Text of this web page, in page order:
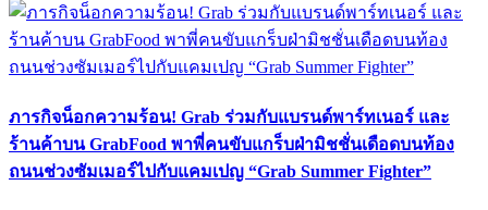
ภารกิจน็อกความร้อน! Grab ร่วมกับแบรนด์พาร์ทเนอร์ และ
ร้านค้าบน GrabFood พาพี่คนขับแกร็บฝ่ามิชชั่นเดือดบนท้อง
ถนนช่วงซัมเมอร์ไปกับแคมเปญ “Grab Summer Fighter”